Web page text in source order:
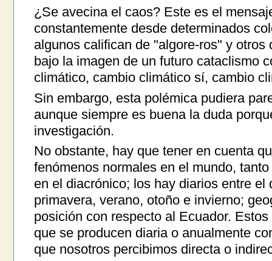
¿Se avecina el caos? Este es el
constantemente desde determinados
algunos califican de "algore-ros" y otros
bajo la imagen de un futuro cataclismo
climático, cambio climático sí, cambio
Sin embargo, esta polémica pudiera
aunque siempre es buena la duda
investigación.
No obstante, hay que tener en cuenta
fenómenos normales en el mundo,
en el diacrónico; los hay diarios entre
primavera, verano, otoño e invierno;
posición con respecto al Ecuador.
que se producen diaria o anualmente
que nosotros percibimos directa o